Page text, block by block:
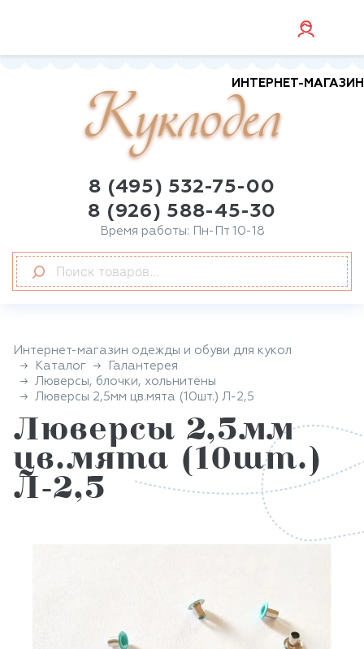
ИНТЕРНЕТ-МАГАЗИН
Куклодел
8 (495) 532-75-00
8 (926) 588-45-30
Время работы: Пн-Пт 10-18
Интернет-магазин одежды и обуви для кукол
Каталог
Галантерея
Люверсы, блочки, хольнитены
Люверсы 2,5мм цв.мята (10шт.) Л-2,5
Люверсы 2,5мм
цв.мята (10шт.)
Л-2,5